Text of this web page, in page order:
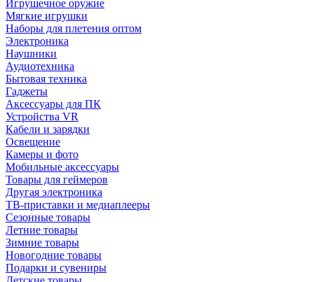
Игрушечное оружие
Мягкие игрушки
Наборы для плетения оптом
Электроника
Наушники
Аудиотехника
Бытовая техника
Гаджеты
Аксессуары для ПК
Устройства VR
Кабели и зарядки
Освещение
Камеры и фото
Мобильные аксессуары
Товары для геймеров
Другая электроника
ТВ-приставки и медиаплееры
Сезонные товары
Летние товары
Зимние товары
Новогодние товары
Подарки и сувениры